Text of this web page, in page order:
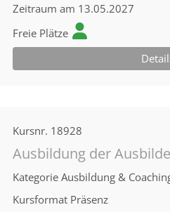
Zeitraum am 13.05.2027
Freie Plätze
Kursnr. 18928
Ausbildung der
Kategorie Ausbildung &
Kursformat Präsenz